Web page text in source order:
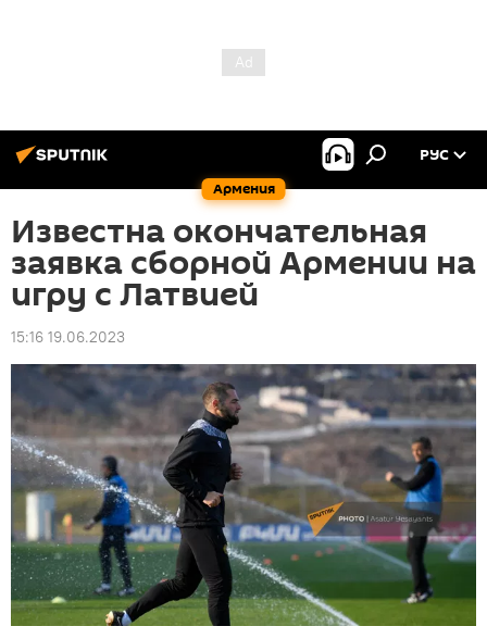
Армения
РУС
Известна окончательная
заявка сборной Армении на
игру с Латвией
15:16 19.06.2023